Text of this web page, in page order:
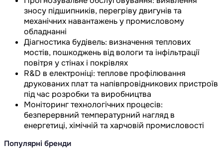
зносу підшипників, перегріву двигунів та
механічних навантажень у промисловому
обладнанні
Діагностика будівель: визначення теплових
мостів, пошкоджень від вологи та інфільтрації
повітря у стінах і покрівлях
R&D в електроніці: теплове профілювання
друкованих плат та напівпровідникових пристроїв
під час розробки та виробництва
Моніторинг технологічних процесів:
безперервний температурний нагляд в
енергетиці, хімічній та харчовій промисловості
Популярні бренди